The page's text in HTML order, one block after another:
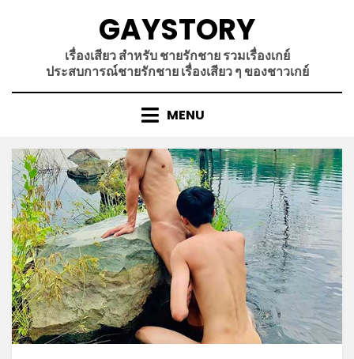
GAYSTORY
เรื่องเสียว สำหรับ ชายรักชาย รวมเรื่องเกย์
ประสบการณ์ชายรักชาย เรื่องเสียว ๆ ของชาวเกย์
MENU